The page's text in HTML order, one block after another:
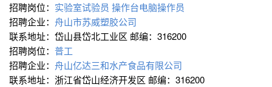
招聘岗位： 实验室试验员 操作台电脑操作员
招聘企业： 舟山市苏威塑胶公司
联系地址：岱山县岱北工业区 邮编：316200
招聘岗位： 普工
招聘企业： 舟山亿达三和水产食品有限公司
联系地址：浙江省岱山经济开发区 邮编：316200